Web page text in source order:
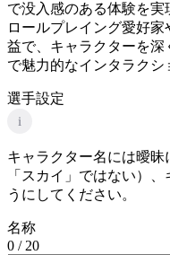
で没入感のある体験を実
ロールプレイング愛好
益で、キャラクターを
で魅力的なインタラクシ
選手設定
i
キャラクター名には曖昧
「スカイ」ではない）
うにしてください。
名称
0 / 20